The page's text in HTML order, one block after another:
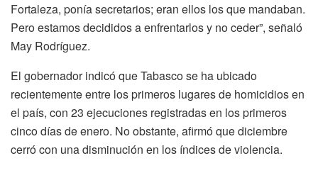
Fortaleza, ponía secretarios; eran ellos los que mandaban.
Pero estamos decididos a enfrentarlos y no ceder”, señaló
May Rodríguez.
El gobernador indicó que Tabasco se ha ubicado
recientemente entre los primeros lugares de homicidios en
el país, con 23 ejecuciones registradas en los primeros
cinco días de enero. No obstante, afirmó que diciembre
cerró con una disminución en los índices de violencia.